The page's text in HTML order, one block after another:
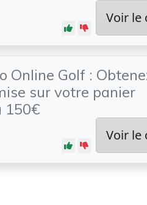
Voir le
Online Golf :
sur votre panier
150€
Voir le